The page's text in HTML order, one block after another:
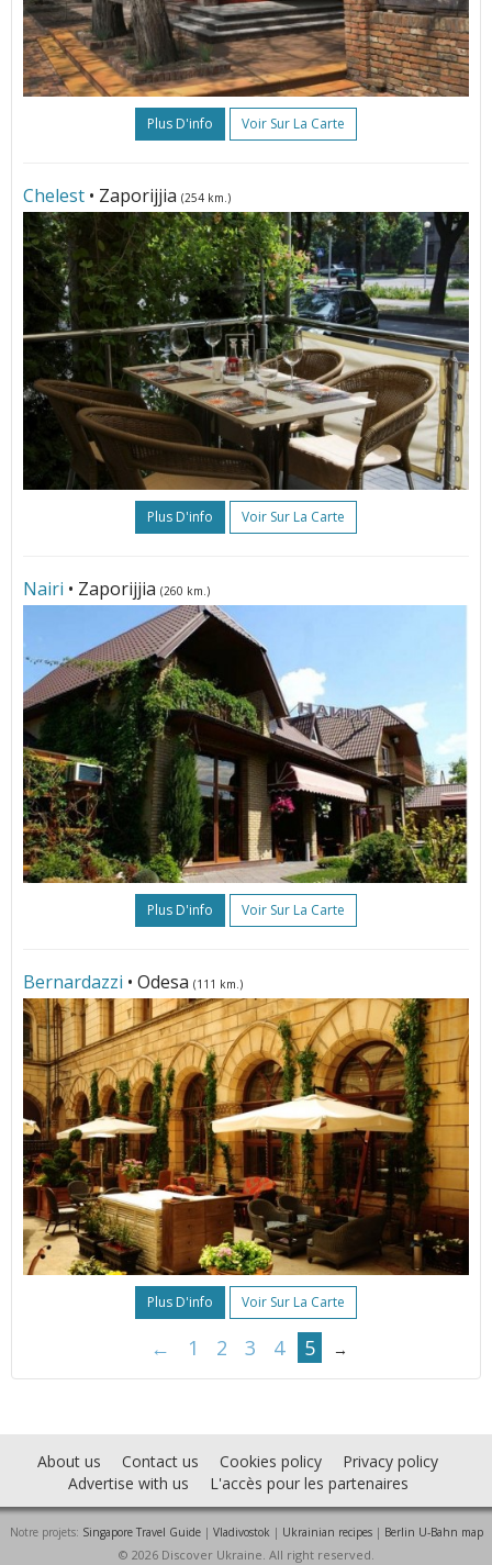
Plus D'info Voir Sur La Carte
Chelest • Zaporijjia (254 km.)
Plus D'info Voir Sur La Carte
Nairi • Zaporijjia (260 km.)
Plus D'info Voir Sur La Carte
Bernardazzi • Odesa (111 km.)
Plus D'info Voir Sur La Carte
← 1 2 3 4 5 →
About us Contact us Cookies policy
Privacy policy
Advertise with us
L'accès pour les partenaires
Notre projets: Singapore Travel Guide| Vladivostok | Ukrainian recipes| Berlin U-Bahn map
© 2026 Discover Ukraine. All right reserved.